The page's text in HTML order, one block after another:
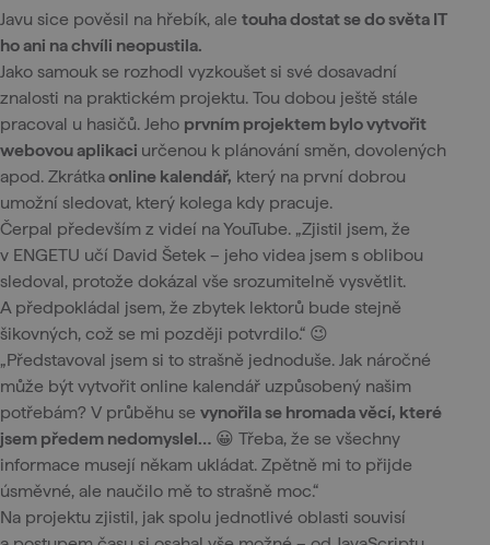
Javu sice pověsil na hřebík, ale touha dostat se do světa IT
ho ani na chvíli neopustila.
Jako samouk se rozhodl vyzkoušet si své dosavadní
znalosti na praktickém projektu. Tou dobou ještě stále
pracoval u hasičů. Jeho prvním projektem bylo vytvořit
webovou aplikaci určenou k plánování směn, dovolených
apod. Zkrátkaonline kalendář, který na první dobrou
umožní sledovat, který kolega kdy pracuje.
Čerpal především z videí na YouTube. „Zjistil jsem, že
v ENGETU učí David Šetek – jeho videa jsem s oblibou
sledoval, protože dokázal vše srozumitelně vysvětlit.
A předpokládal jsem, že zbytek lektorů bude stejně
šikovných, což se mi později potvrdilo.“ 😉
„Představoval jsem si to strašně jednoduše. Jak náročné
může být vytvořit online kalendář uzpůsobený našim
potřebám? V průběhu se vynořila se hromada věcí, které
jsem předem nedomyslel… 😀 Třeba, že se všechny
informace musejí někam ukládat. Zpětně mi to přijde
úsměvné, ale naučilo mě to strašně moc.“
Na projektu zjistil, jak spolu jednotlivé oblasti souvisí